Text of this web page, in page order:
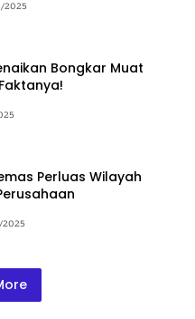
2025
Bongkar Muat
Perluas Wilayah
2025